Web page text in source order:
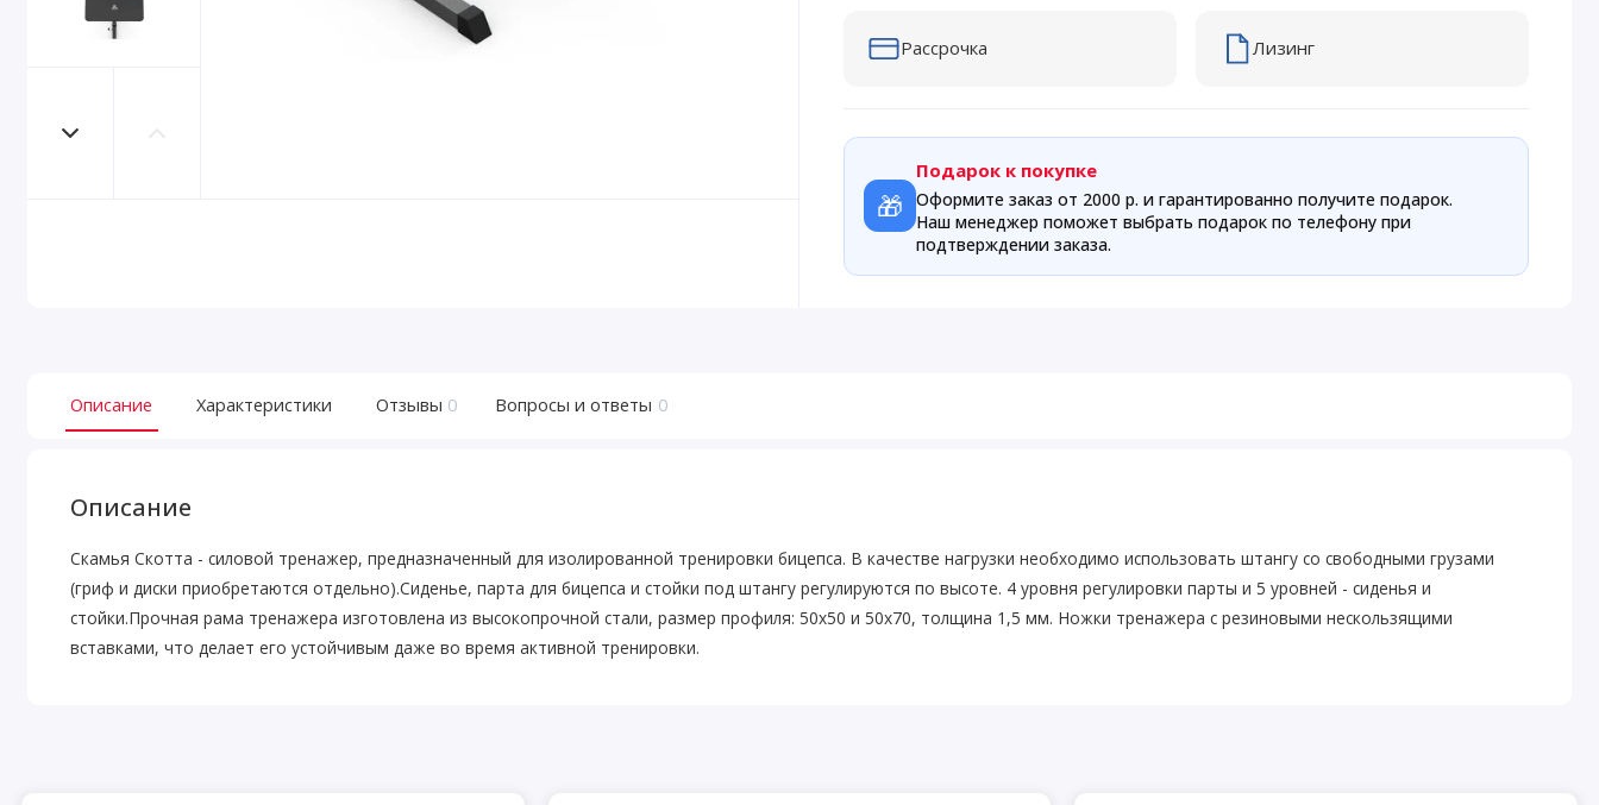
Рассрочка Лизинг
🎁
Подарок к покупке
Оформите заказ от 2000 р. и гарантированно получите подарок.
Наш менеджер поможет выбрать подарок по телефону при
подтверждении заказа.
Описание Характеристики Отзывы 0 Вопросы и ответы 0
Описание
Скамья Скотта - силовой тренажер, предназначенный для изолированной тренировки бицепса. В качестве нагрузки необходимо использовать штангу со свободными грузами
(гриф и диски приобретаются отдельно).Сиденье, парта для бицепса и стойки под штангу регулируются по высоте. 4 уровня регулировки парты и 5 уровней - сиденья и
стойки.Прочная рама тренажера изготовлена из высокопрочной стали, размер профиля: 50х50 и 50х70, толщина 1,5 мм. Ножки тренажера с резиновыми нескользящими
вставками, что делает его устойчивым даже во время активной тренировки.